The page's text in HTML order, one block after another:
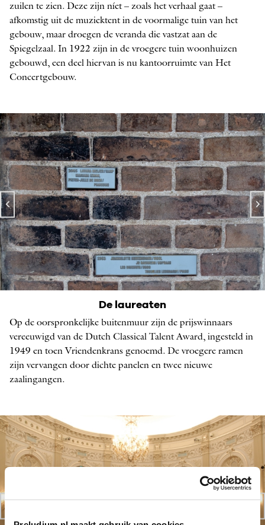
zuilen te zien. Deze zijn níet – zoals het verhaal gaat –
afkomstig uit de muziektent in de voormalige tuin van het
gebouw, maar droegen de veranda die vastzat aan de
Spiegelzaal. In 1922 zijn in de vroegere tuin woonhuizen
gebouwd, een deel hiervan is nu kantoorruimte van Het
Concertgebouw.
Een paar laureaten van Dutch Classical Talent
OP DE MUUR VAN DE KLEINE ZAAL, FOTO: ANNE
STUART
De laureaten
Op de oorspronkelijke buitenmuur zijn de prijswinnaars
vereeuwigd van de Dutch Classical Talent Award, ingesteld in
1949 en toen Vriendenkrans genoemd. De vroegere ramen
zijn vervangen door dichte panelen en twee nieuwe
zaalingangen.